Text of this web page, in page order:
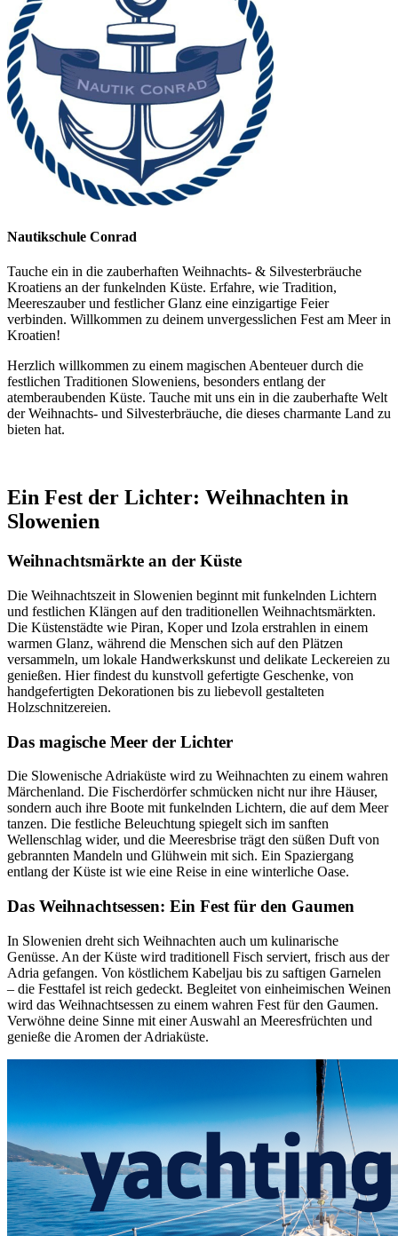
Nautikschule Conrad
Tauche ein in die zauberhaften Weihnachts- & Silvesterbräuche
Kroatiens an der funkelnden Küste. Erfahre, wie Tradition,
Meereszauber und festlicher Glanz eine einzigartige Feier
verbinden. Willkommen zu deinem unvergesslichen Fest am Meer in
Kroatien!
Herzlich willkommen zu einem magischen Abenteuer durch die
festlichen Traditionen Sloweniens, besonders entlang der
atemberaubenden Küste. Tauche mit uns ein in die zauberhafte Welt
der Weihnachts- und Silvesterbräuche, die dieses charmante Land zu
bieten hat.
Ein Fest der Lichter: Weihnachten in
Slowenien
Weihnachtsmärkte an der Küste
Die Weihnachtszeit in Slowenien beginnt mit funkelnden Lichtern
und festlichen Klängen auf den traditionellen Weihnachtsmärkten.
Die Küstenstädte wie Piran, Koper und Izola erstrahlen in einem
warmen Glanz, während die Menschen sich auf den Plätzen
versammeln, um lokale Handwerkskunst und delikate Leckereien zu
genießen. Hier findest du kunstvoll gefertigte Geschenke, von
handgefertigten Dekorationen bis zu liebevoll gestalteten
Holzschnitzereien.
Das magische Meer der Lichter
Die Slowenische Adriaküste wird zu Weihnachten zu einem wahren
Märchenland. Die Fischerdörfer schmücken nicht nur ihre Häuser,
sondern auch ihre Boote mit funkelnden Lichtern, die auf dem Meer
tanzen. Die festliche Beleuchtung spiegelt sich im sanften
Wellenschlag wider, und die Meeresbrise trägt den süßen Duft von
gebrannten Mandeln und Glühwein mit sich. Ein Spaziergang
entlang der Küste ist wie eine Reise in eine winterliche Oase.
Das Weihnachtsessen: Ein Fest für den Gaumen
In Slowenien dreht sich Weihnachten auch um kulinarische
Genüsse. An der Küste wird traditionell Fisch serviert, frisch aus der
Adria gefangen. Von köstlichem Kabeljau bis zu saftigen Garnelen
– die Festtafel ist reich gedeckt. Begleitet von einheimischen Weinen
wird das Weihnachtsessen zu einem wahren Fest für den Gaumen.
Verwöhne deine Sinne mit einer Auswahl an Meeresfrüchten und
genieße die Aromen der Adriaküste.